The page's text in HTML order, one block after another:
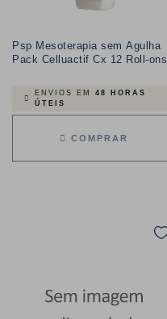
Psp Mesoterapia sem Agulha
Pack Celluactif Cx 12 Roll-ons
ENVIOS EM 48 HORAS
ÚTEIS
COMPRAR